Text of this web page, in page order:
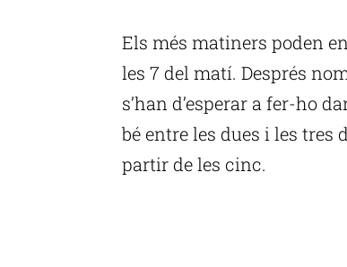
Els més matiners poden
les 7 del matí. Després
s’han d’esperar a fer-ho
bé entre les dues i les tres
partir de les cinc.